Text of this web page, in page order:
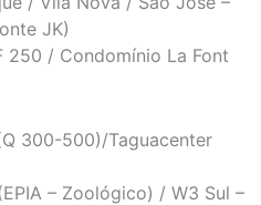
JK)
250 / Condomínio La Font
300-500)/Taguacenter
– Zoológico) / W3 Sul –